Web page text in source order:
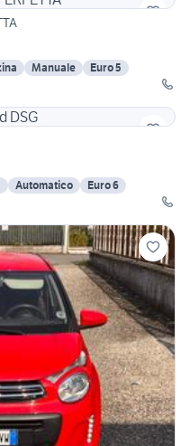
Manuale
Euro 5
Automatico
Euro 6